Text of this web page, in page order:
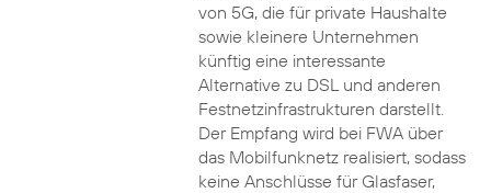
von 5G, die für private Haushalte
sowie kleinere Unternehmen
künftig eine interessante
Alternative zu DSL und anderen
Festnetzinfrastrukturen darstellt.
Der Empfang wird bei FWA über
das Mobilfunknetz realisiert, sodass
keine Anschlüsse für Glasfaser,